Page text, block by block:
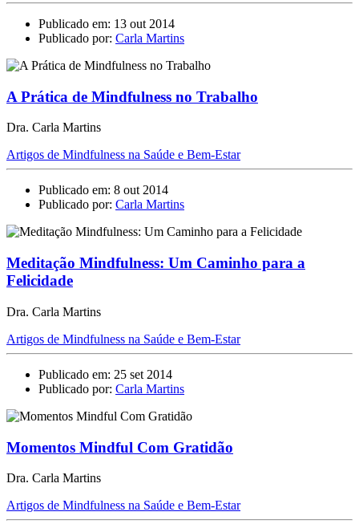
Publicado em: 13 out 2014
Publicado por: Carla Martins
A Prática de Mindfulness no Trabalho
Dra. Carla Martins
Artigos de Mindfulness na Saúde e Bem-Estar
Publicado em: 8 out 2014
Publicado por: Carla Martins
Meditação Mindfulness: Um Caminho para a
Felicidade
Dra. Carla Martins
Artigos de Mindfulness na Saúde e Bem-Estar
Publicado em: 25 set 2014
Publicado por: Carla Martins
Momentos Mindful Com Gratidão
Dra. Carla Martins
Artigos de Mindfulness na Saúde e Bem-Estar